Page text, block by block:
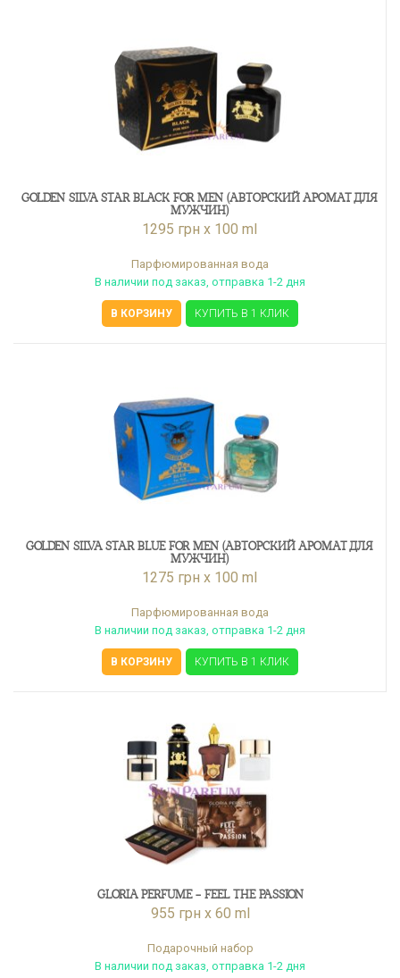
GOLDEN SILVA STAR BLACK FOR MEN (АВТОРСКИЙ АРОМАТ ДЛЯ
МУЖЧИН)
1295 грн x 100 ml
Парфюмированная вода
В наличии под заказ, отправка 1-2 дня
В КОРЗИНУ КУПИТЬ В 1 КЛИК
GOLDEN SILVA STAR BLUE FOR MEN (АВТОРСКИЙ АРОМАТ ДЛЯ
МУЖЧИН)
1275 грн x 100 ml
Парфюмированная вода
В наличии под заказ, отправка 1-2 дня
В КОРЗИНУ КУПИТЬ В 1 КЛИК
GLORIA PERFUME - FEEL THE PASSION
955 грн x 60 ml
Подарочный набор
В наличии под заказ, отправка 1-2 дня